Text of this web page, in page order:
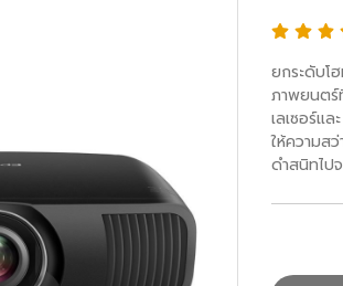
ยกระดับโ
ภาพยนตร์
เลเซอร์แ
ให้ความส
ดำสนิทไป